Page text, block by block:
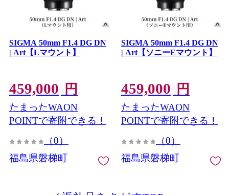
SIGMA 50mm F1.4 DG DN
| Art【Lマウント】
459,000 円
たまったWAON
POINTで寄附できる！
（0）
福島県磐梯町
SIGMA 50mm F1.4 DG DN
| Art【ソニーEマウント】
459,000 円
たまったWAON
POINTで寄附できる！
（0）
福島県磐梯町